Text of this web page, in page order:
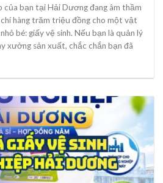
của bạn tại Hải Dương đang âm thầm
hàng trăm triệu đồng cho một vật
bé: giấy vệ sinh. Nếu bạn là quản lý
xưởng sản xuất, chắc chắn bạn đã